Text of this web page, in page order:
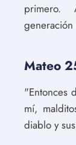
primero.
generación
Mateo
"Entonces
mí,
diablo y